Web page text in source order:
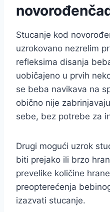
Stucanje kod
uzrokovano nezrelim
refleksima disanja
uobičajeno u prvih
se beba navikava na
obično nije
sebe, bez potrebe za
Drugi mogući uzrok
biti prejako ili brzo
prevelike količine
preopterećenja
izazvati stucanje.